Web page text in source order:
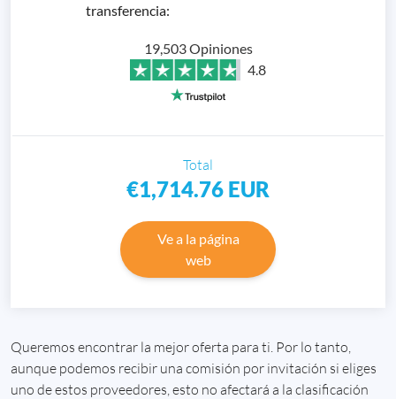
19,503 Opiniones
4.8
transferencia:
Total
€1,714.76 EUR
Ve a la página
web
Queremos encontrar la mejor oferta para ti. Por lo tanto,
aunque podemos recibir una comisión por invitación si eliges
uno de estos proveedores, esto no afectará a la clasificación